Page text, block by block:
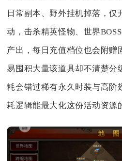
日常副本、野外挂机掉落，仅
动，击杀精英怪物、世界
产出，每日充值档位也会附赠
易囤积大量该道具却不清楚分
耗会错过稀有永久时装与高阶
耗逻辑能最大化这份活动资源